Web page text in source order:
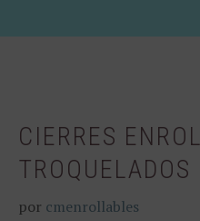
CIERRES
TROQUELADOS
por cmenrollables